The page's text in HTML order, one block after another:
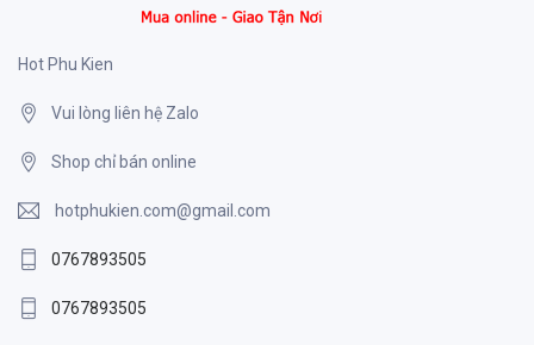
Hot Phu Kien
Vui lòng liên hệ Zalo
Shop chỉ bán online
hotphukien.com@gmail.com
0767893505
0767893505